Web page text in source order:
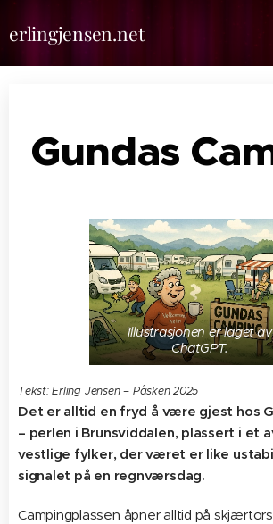
erlingjensen.net
Gundas
Illustrasjonen er laget av
ChatGPT.
Tekst: Erling Jensen – Påsken 2025
Det er alltid en fryd å være gjest hos
– perlen i Brunsviddalen, plassert i et
vestlige fylker, der været er like
signalet på en regnværsdag.
Campingplassen åpner alltid på